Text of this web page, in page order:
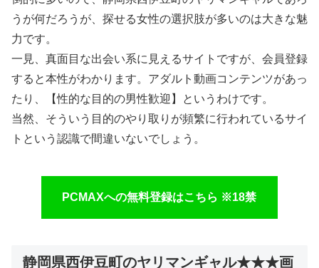
うが何だろうが、探せる女性の選択肢が多いのは大きな魅
力です。
一見、真面目な出会い系に見えるサイトですが、会員登録
すると本性がわかります。アダルト動画コンテンツがあっ
たり、【性的な目的の男性歓迎】というわけです。
当然、そういう目的のやり取りが頻繁に行われているサイ
トという認識で間違いないでしょう。
PCMAXへの無料登録はこちら ※18禁
静岡県西伊豆町のヤリマンギャル★★★画